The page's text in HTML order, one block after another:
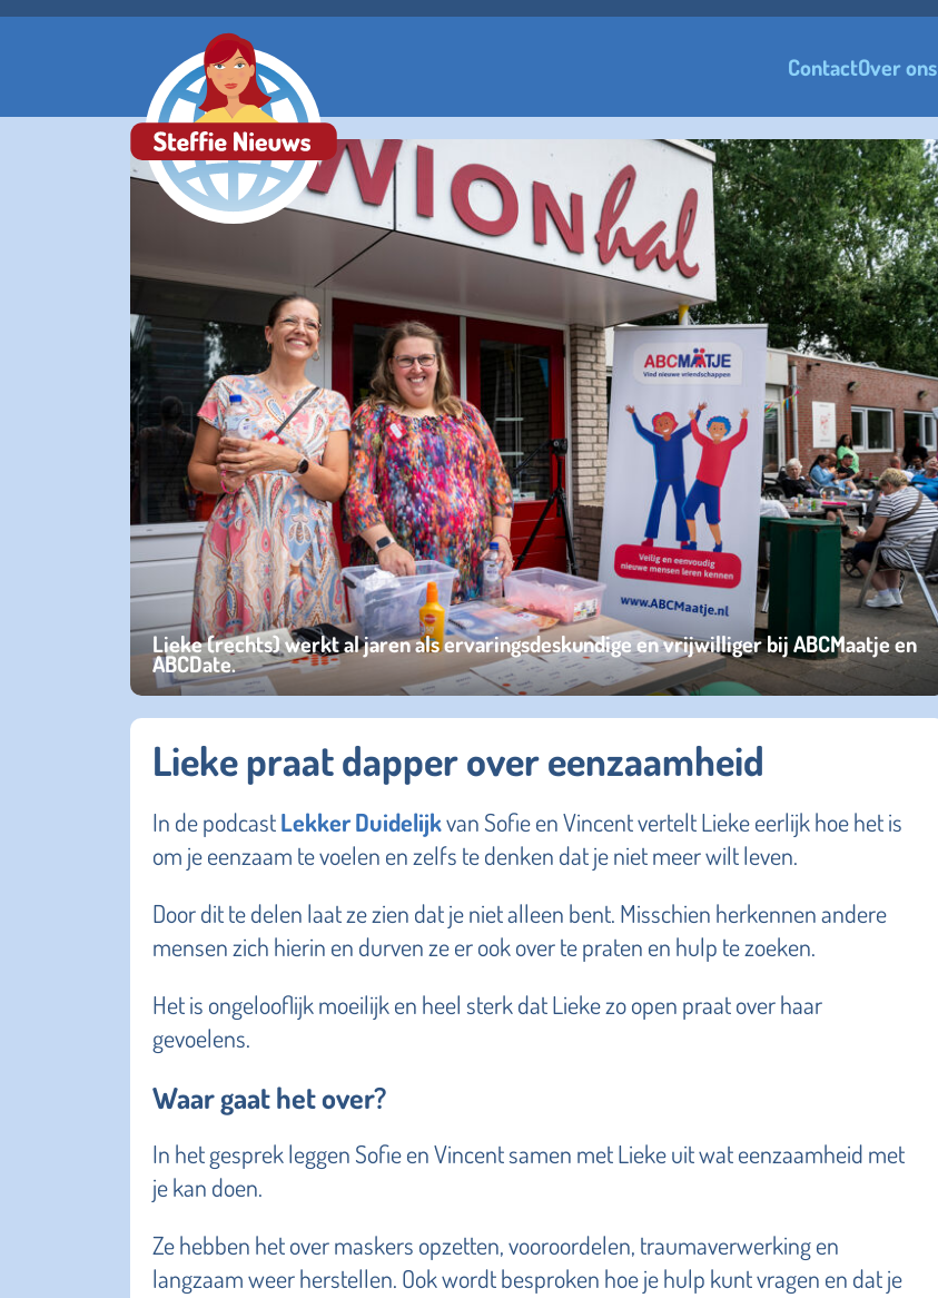
ContactOver ons
Lieke (rechts) werkt al jaren als ervaringsdeskundige en vrijwilliger bij ABCMaatje en
ABCDate.
Lieke praat dapper over eenzaamheid
In de podcastLekker Duidelijkvan Sofie en Vincent vertelt Lieke eerlijk hoe het is
om je eenzaam te voelen en zelfs te denken dat je niet meer wilt leven.
Door dit te delen laat ze zien dat je niet alleen bent. Misschien herkennen andere
mensen zich hierin en durven ze er ook over te praten en hulp te zoeken.
Het is ongelooflijk moeilijk en heel sterk dat Lieke zo open praat over haar
gevoelens.
Waar gaat het over?
In het gesprek leggen Sofie en Vincent samen met Lieke uit wat eenzaamheid met
je kan doen.
Ze hebben het over maskers opzetten, vooroordelen, traumaverwerking en
langzaam weer herstellen. Ook wordt besproken hoe je hulp kunt vragen en dat je